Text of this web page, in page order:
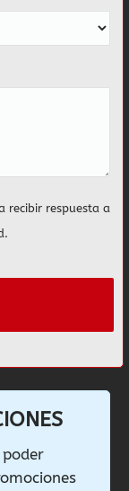
recibir respuesta a
.